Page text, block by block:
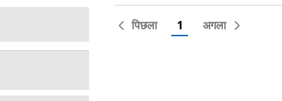
पिछला 1 अगला